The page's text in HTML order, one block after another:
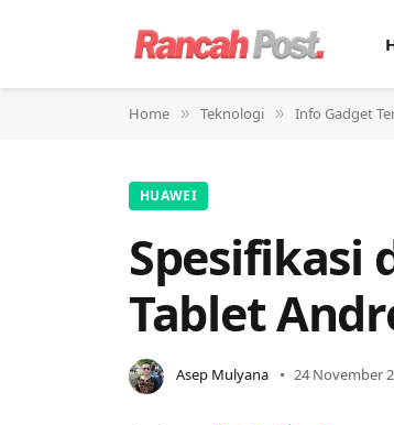
Home » Teknologi » Info Gadget
HUAWEI
Spesifikasi
Tablet
Asep Mulyana 24 November